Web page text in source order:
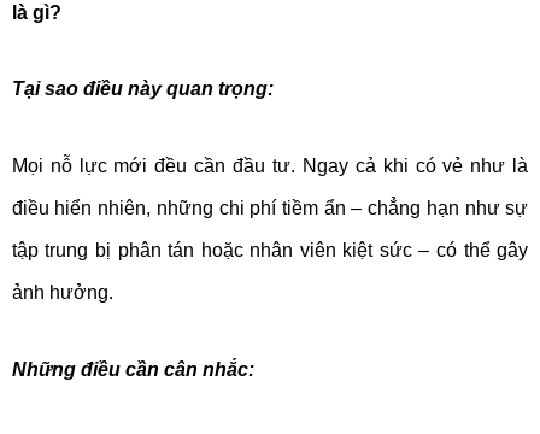
là gì?
Tại sao điều này quan trọng:
Mọi nỗ lực mới đều cần đầu tư. Ngay cả khi có vẻ như là
điều hiển nhiên, những chi phí tiềm ẩn – chẳng hạn như sự
tập trung bị phân tán hoặc nhân viên kiệt sức – có thể gây
ảnh hưởng.
Những điều cần cân nhắc: